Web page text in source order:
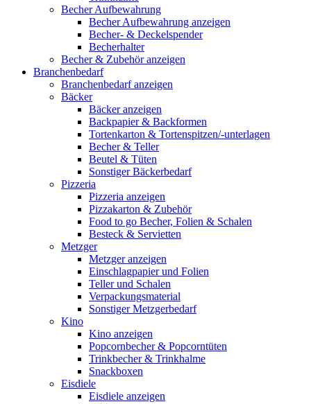
Becher Aufbewahrung
Becher Aufbewahrung anzeigen
Becher- & Deckelspender
Becherhalter
Becher & Zubehör anzeigen
Branchenbedarf
Branchenbedarf anzeigen
Bäcker
Bäcker anzeigen
Backpapier & Backformen
Tortenkarton & Tortenspitzen/-unterlagen
Becher & Teller
Beutel & Tüten
Sonstiger Bäckerbedarf
Pizzeria
Pizzeria anzeigen
Pizzakarton & Zubehör
Food to go Becher, Folien & Schalen
Besteck & Servietten
Metzger
Metzger anzeigen
Einschlagpapier und Folien
Teller und Schalen
Verpackungsmaterial
Sonstiger Metzgerbedarf
Kino
Kino anzeigen
Popcornbecher & Popcorntüten
Trinkbecher & Trinkhalme
Snackboxen
Eisdiele
Eisdiele anzeigen